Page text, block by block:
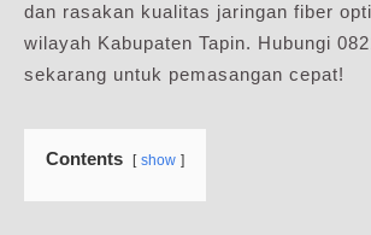
dan rasakan kualitas jaringan fiber
wilayah Kabupaten Tapin. Hubungi
sekarang untuk pemasangan cepat!
Contents show